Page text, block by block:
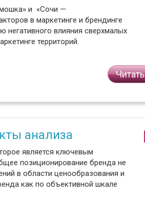
мошка» и «Сочи —
в маркетинге и брендинге
негативного влияния сверхмалых
территорий.
Читать
анализа
является ключевым
позиционирование бренда не
в области ценообразования и
как по объективной шкале